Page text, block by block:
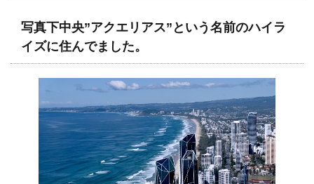
写真下中央”アクエリアス”という名前のハイラ
イズに住んでました。